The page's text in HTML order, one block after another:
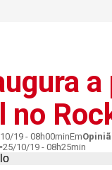
no
19 - 08h00minEm
25/10/19 - 08h25min